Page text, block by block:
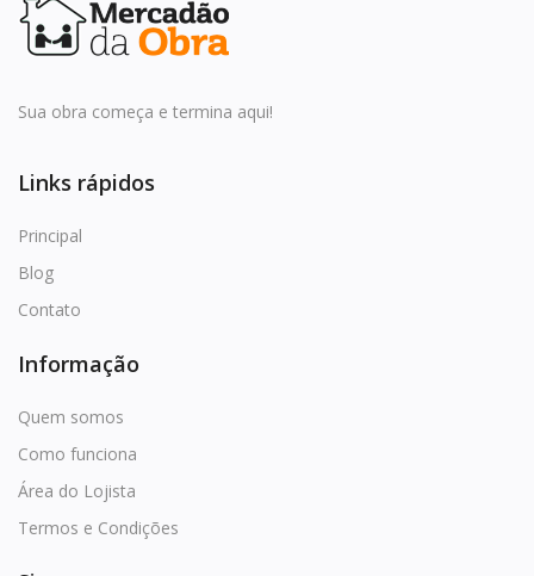
Favoritos
Sua obra começa e termina aqui!
Links rápidos
Principal
Blog
Contato
Informação
Quem somos
Como funciona
Área do Lojista
Termos e Condições